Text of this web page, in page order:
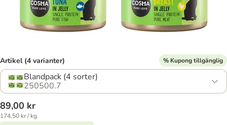
Artikel (4 varianter) % Kupong tillgänglig
Blandpack (4 sorter)
250500.7
89,00 kr
174,50 kr / kg